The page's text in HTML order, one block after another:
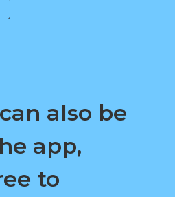
also be
app,
to